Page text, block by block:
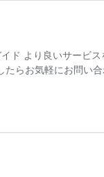
ド より良いサービ
たらお気軽にお問い